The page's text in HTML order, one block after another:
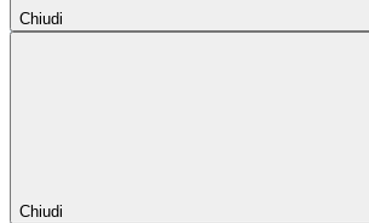
Chiudi
Chiudi